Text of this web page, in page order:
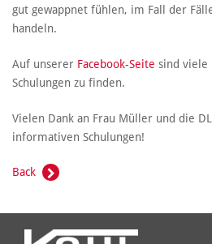
gut gewappnet fühlen, im Fall der
handeln.
Auf unserer Facebook-Seite sind viele
Schulungen zu finden.
Vielen Dank an Frau Müller und die
informativen Schulungen!
Back